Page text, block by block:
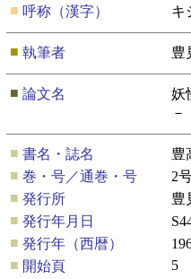
■ 呼称（漢字） キ
■ 執筆者 豊
■ 論文名
妖
－
■ 書名・誌名
豊
■ 巻・号／通巻・号
2
■ 発行所
豊
■ 発行年月日
■ 発行年（西暦）
■ 開始頁
5